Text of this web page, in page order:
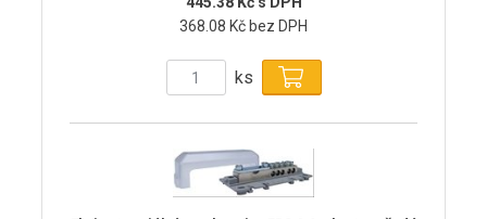
368.08 Kč bez DPH
ks